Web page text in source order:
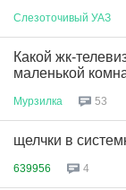
Слезоточивый УАЗ
Какой жк-
маленькой
Мурзилка 53
щелчки в
639956 4